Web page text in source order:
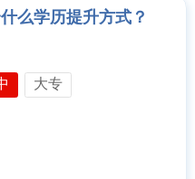
么学历提升方式？
大专